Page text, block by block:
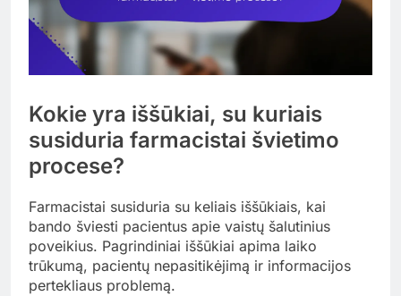
Kokie yra iššūkiai, su kuriais
susiduria farmacistai švietimo
procese?
Farmacistai susiduria su keliais iššūkiais, kai
bando šviesti pacientus apie vaistų šalutinius
poveikius. Pagrindiniai iššūkiai apima laiko
trūkumą, pacientų nepasitikėjimą ir informacijos
pertekliaus problemą.